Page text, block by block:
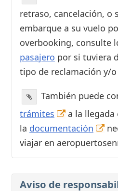
retraso, cancelación, o
embarque a su vuelo
overbooking, consulte
pasajero por si tuviera
tipo de reclamación y/
También puede
trámites
a la
la documentación
viajar en
Aviso de